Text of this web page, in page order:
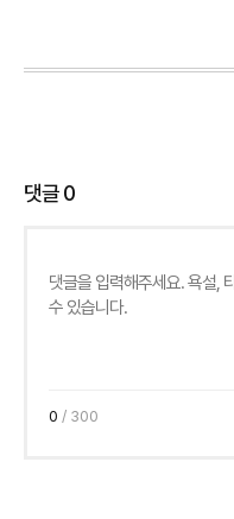
댓글0
0 / 300